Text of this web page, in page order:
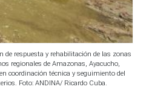
de respuesta y rehabilitación de las zonas
regionales de Amazonas, Ayacucho,
coordinación técnica y seguimiento del
Foto: ANDINA/ Ricardo Cuba.